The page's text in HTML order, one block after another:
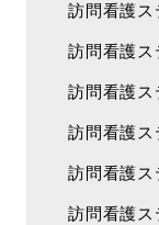
訪問看護
訪問看護
訪問看護
訪問看護ス
訪問看護ス
訪問看護ス